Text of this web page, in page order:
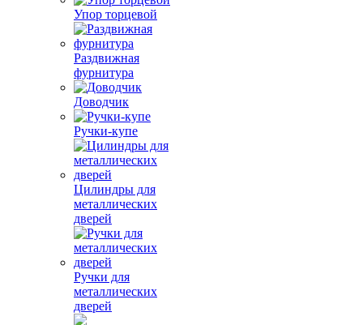
Упор торцевой
Раздвижная
фурнитура
Доводчик
Ручки-купе
Цилиндры для
металлических
дверей
Ручки для
металлических
дверей